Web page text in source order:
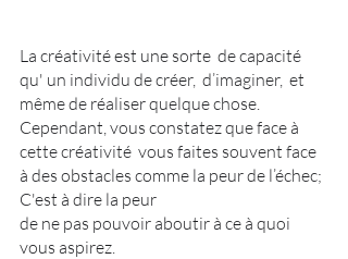
La créativité est une sorte  de capacité
qu' un individu de créer,  d’imaginer,  et
même de réaliser quelque chose.
Cependant, vous constatez que face à
cette créativité  vous faites souvent face
à des obstacles comme la peur de l’échec;
C'est à dire la peur
de ne pas pouvoir aboutir à ce à quoi
vous aspirez.